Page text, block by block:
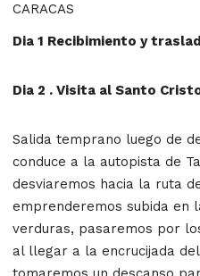
CARACAS
Dia 1 Recibimiento y
Dia 2 . Visita al Santo
Salida temprano luego de
conduce a la autopista de
desviaremos hacia la ruta
emprenderemos subida en
verduras, pasaremos por
al llegar a la encrucijada